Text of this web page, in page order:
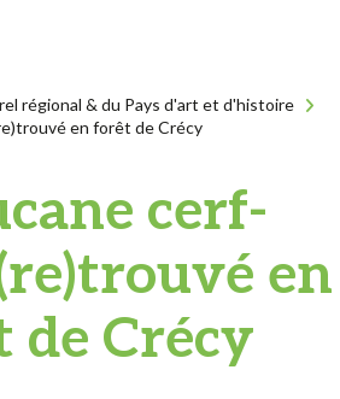
régional & du Pays d'art et d'histoire
en forêt de Crécy
cerf-
en
de Crécy